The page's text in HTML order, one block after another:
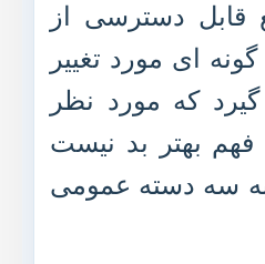
قابل دسترسی از
ای مورد تغییر
گیرد که مورد نظر
فهم بهتر بد نیست
سه دسته عمومی